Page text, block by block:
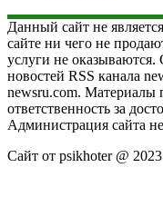
Данный сайт не
сайте ни чего не
услуги не оказываются.
новостей RSS канала
newsru.com. Материалы
ответственность за
Администрация сайта
Сайт от psikhoter @ 2023